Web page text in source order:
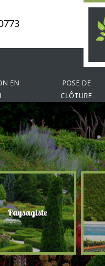
EN
POSE DE
CLÔTURE
Paysagiste